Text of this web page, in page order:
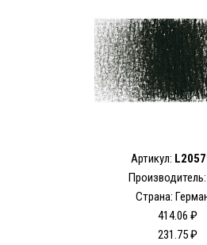
Артикул:
Производитель:
Страна:
414.06 ₽
231.75 ₽